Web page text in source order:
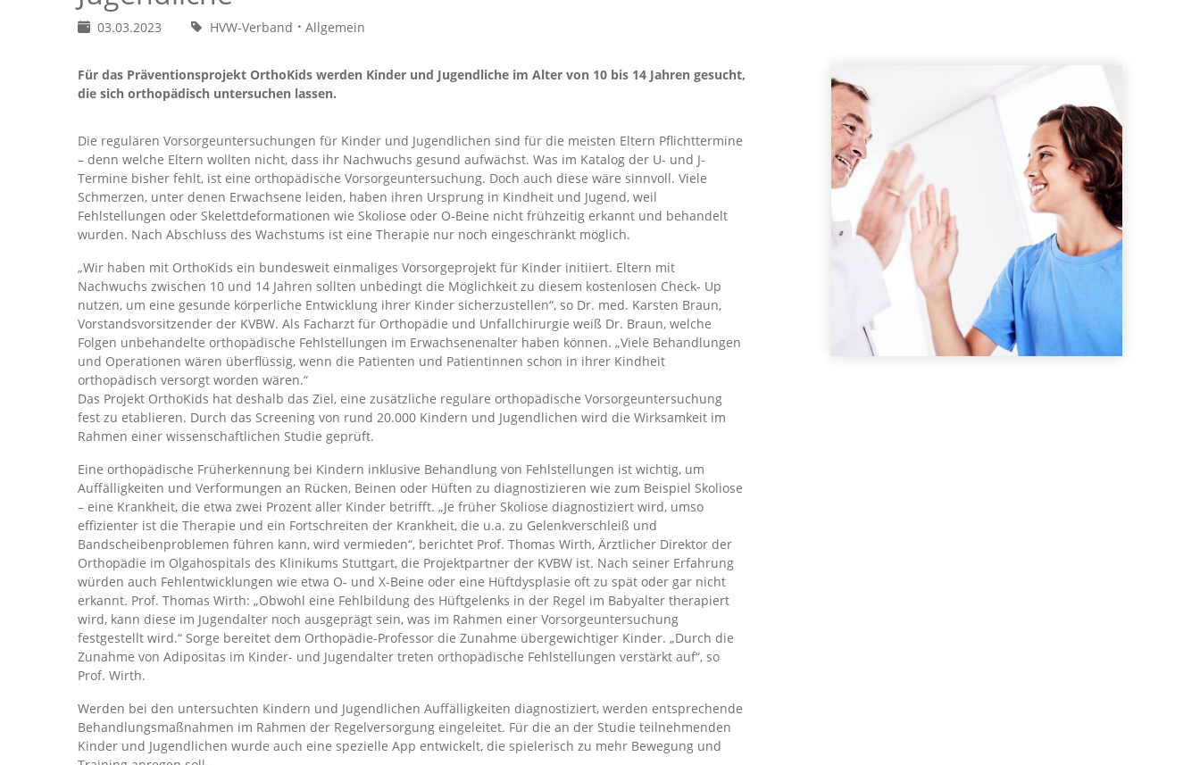
03.03.2023 HVW-Verband Allgemein
Für das Präventionsprojekt OrthoKids werden Kinder und Jugendliche im Alter von 10 bis 14 Jahren gesucht,
die sich orthopädisch untersuchen lassen.
Die regulären Vorsorgeuntersuchungen für Kinder und Jugendlichen sind für die meisten Eltern Pflichttermine
– denn welche Eltern wollten nicht, dass ihr Nachwuchs gesund aufwächst. Was im Katalog der U- und J-
Termine bisher fehlt, ist eine orthopädische Vorsorgeuntersuchung. Doch auch diese wäre sinnvoll. Viele
Schmerzen, unter denen Erwachsene leiden, haben ihren Ursprung in Kindheit und Jugend, weil
Fehlstellungen oder Skelettdeformationen wie Skoliose oder O-Beine nicht frühzeitig erkannt und behandelt
wurden. Nach Abschluss des Wachstums ist eine Therapie nur noch eingeschränkt möglich.
„Wir haben mit OrthoKids ein bundesweit einmaliges Vorsorgeprojekt für Kinder initiiert. Eltern mit
Nachwuchs zwischen 10 und 14 Jahren sollten unbedingt die Möglichkeit zu diesem kostenlosen Check- Up
nutzen, um eine gesunde körperliche Entwicklung ihrer Kinder sicherzustellen“, so Dr. med. Karsten Braun,
Vorstandsvorsitzender der KVBW. Als Facharzt für Orthopädie und Unfallchirurgie weiß Dr. Braun, welche
Folgen unbehandelte orthopädische Fehlstellungen im Erwachsenenalter haben können. „Viele Behandlungen
und Operationen wären überflüssig, wenn die Patienten und Patientinnen schon in ihrer Kindheit
orthopädisch versorgt worden wären.“
Das Projekt OrthoKids hat deshalb das Ziel, eine zusätzliche reguläre orthopädische Vorsorgeuntersuchung
fest zu etablieren. Durch das Screening von rund 20.000 Kindern und Jugendlichen wird die Wirksamkeit im
Rahmen einer wissenschaftlichen Studie geprüft.
Eine orthopädische Früherkennung bei Kindern inklusive Behandlung von Fehlstellungen ist wichtig, um
Auffälligkeiten und Verformungen an Rücken, Beinen oder Hüften zu diagnostizieren wie zum Beispiel Skoliose
– eine Krankheit, die etwa zwei Prozent aller Kinder betrifft. „Je früher Skoliose diagnostiziert wird, umso
effizienter ist die Therapie und ein Fortschreiten der Krankheit, die u.a. zu Gelenkverschleiß und
Bandscheibenproblemen führen kann, wird vermieden“, berichtet Prof. Thomas Wirth, Ärztlicher Direktor der
Orthopädie im Olgahospitals des Klinikums Stuttgart, die Projektpartner der KVBW ist. Nach seiner Erfahrung
würden auch Fehlentwicklungen wie etwa O- und X-Beine oder eine Hüftdysplasie oft zu spät oder gar nicht
erkannt. Prof. Thomas Wirth: „Obwohl eine Fehlbildung des Hüftgelenks in der Regel im Babyalter therapiert
wird, kann diese im Jugendalter noch ausgeprägt sein, was im Rahmen einer Vorsorgeuntersuchung
festgestellt wird.“ Sorge bereitet dem Orthopädie-Professor die Zunahme übergewichtiger Kinder. „Durch die
Zunahme von Adipositas im Kinder- und Jugendalter treten orthopädische Fehlstellungen verstärkt auf“, so
Prof. Wirth.
Werden bei den untersuchten Kindern und Jugendlichen Auffälligkeiten diagnostiziert, werden entsprechende
Behandlungsmaßnahmen im Rahmen der Regelversorgung eingeleitet. Für die an der Studie teilnehmenden
Kinder und Jugendlichen wurde auch eine spezielle App entwickelt, die spielerisch zu mehr Bewegung und